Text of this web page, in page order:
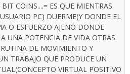
COINS....= ES QUE MIENTRAS
PC) DUERME(Y DONDE EL
O ESFUERZO AJENO DONDE
UNA POTENCIA DE VIDA OTRAS
DE MOVIMIENTO Y
TRABAJO QUE PRODUCE UN
VIRTUAL POSITIVO